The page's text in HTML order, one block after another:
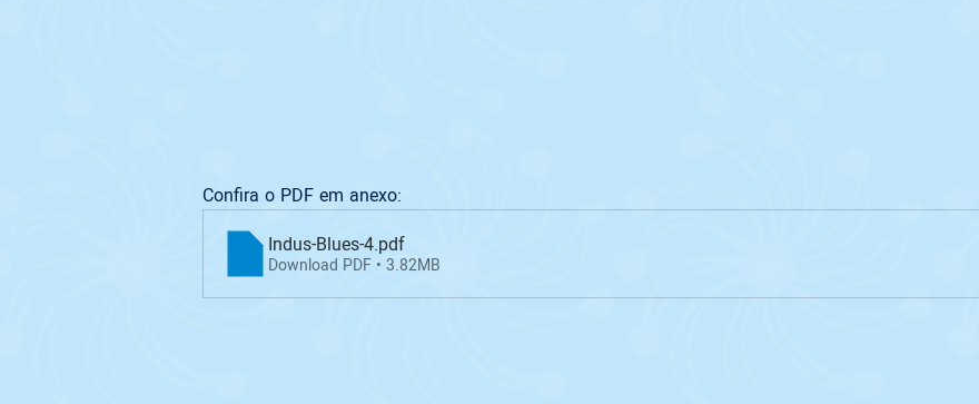
Confira o PDF em anexo:
Indus-Blues-4 .pdf
Download PDF • 3.82MB